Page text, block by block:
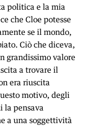
politica e la mia
che Cloe potesse
se il mondo,
Ciò che diceva,
grandissimo valore
a trovare il
era riuscita
motivo, degli
la pensava
a una soggettività